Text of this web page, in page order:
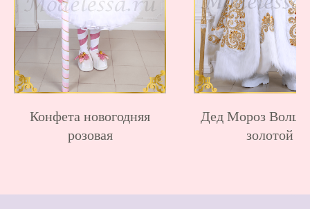
Конфета новогодняя
розовая
Дед Мороз
золотой
© 2013 — 2026 «Модельесса» Все права
защищены. При использовании материалов
с сайта, ссылка на источник обязательна.